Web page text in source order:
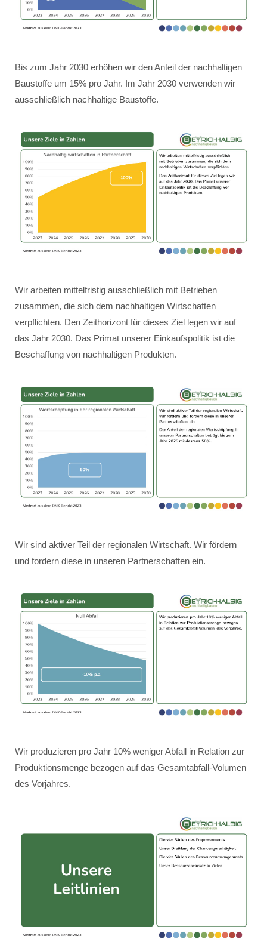
Bis zum Jahr 2030 erhöhen wir den Anteil der nachhaltigen
Baustoffe um 15% pro Jahr. Im Jahr 2030 verwenden wir
ausschließlich nachhaltige Baustoffe.
Wir arbeiten mittelfristig ausschließlich mit Betrieben
zusammen, die sich dem nachhaltigen Wirtschaften
verpflichten. Den Zeithorizont für dieses Ziel legen wir auf
das Jahr 2030. Das Primat unserer Einkaufspolitik ist die
Beschaffung von nachhaltigen Produkten.
Wir sind aktiver Teil der regionalen Wirtschaft. Wir fördern
und fordern diese in unseren Partnerschaften ein.
Wir produzieren pro Jahr 10% weniger Abfall in Relation zur
Produktionsmenge bezogen auf das Gesamtabfall-Volumen
des Vorjahres.